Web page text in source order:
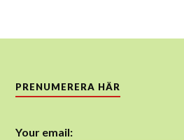
PRENUMERERA HÄR
Your email: